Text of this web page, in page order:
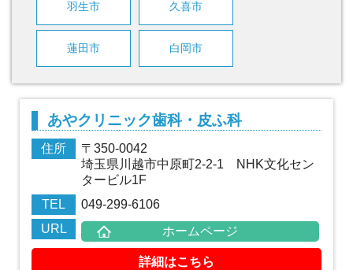
羽生市 久喜市
蓮田市 白岡市
あやクリニック歯科・皮ふ科
住所
〒350-0042
埼玉県川越市中原町2-2-1 NHK文化セン
タービル1F
TEL
049-299-6106
URL
ホームページ
詳細はこちら